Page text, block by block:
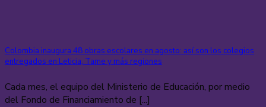
Colombia inaugura 48 obras escolares en agosto: así son los colegios
entregados en Leticia, Tame y más regiones
Cada mes, el equipo del Ministerio de Educación, por medio
del Fondo de Financiamiento de [...]